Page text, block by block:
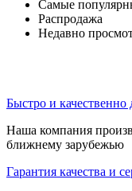
Самые
Распродажа
Недавно
Быстро и качественно
Наша компания
ближнему зарубежью
Гарантия качества и